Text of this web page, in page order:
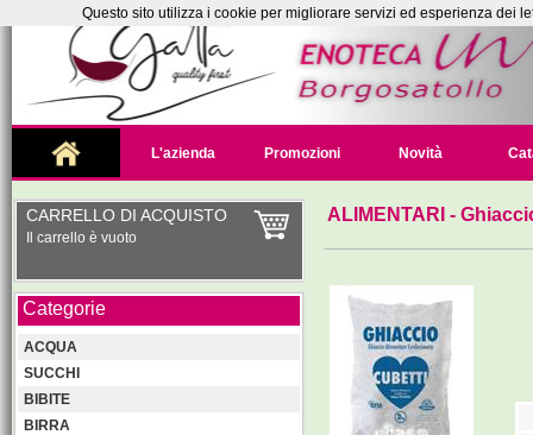
L'azienda Promozioni Novità
CARRELLO DI ACQUISTO
Il carrello è vuoto
Categorie
ACQUA
SUCCHI
BIBITE
BIRRA
ALIMENTARI -
Questo sito utilizza i cookie per migliorare servizi ed esperienza dei